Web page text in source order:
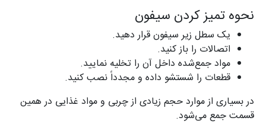
نحوه تمیز کردن سیفون
یک سطل زیر سیفون قرار دهید.
اتصالات را باز کنید.
مواد جمع‌شده داخل آن را تخلیه نمایید.
قطعات را شستشو داده و مجدداً نصب کنید.
در بسیاری از موارد حجم زیادی از چربی و مواد غذایی در همین
قسمت جمع می‌شود.